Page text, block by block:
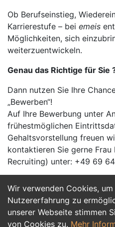
Wir verwenden Cookies,
Nutzererfahrung zu
unserer Webseite stimmen
von Cookies zu. Mehr
Ob Berufseinstieg,
Karrierestufe – bei emeis
Möglichkeiten, sich
weiterzuentwickeln.
Genau das Richtige für Sie
Dann nutzen Sie Ihre
„Bewerben“!
Auf Ihre Bewerbung unter
frühestmöglichen
Gehaltsvorstellung freuen
kontaktieren Sie gerne Frau
Recruiting) unter: +49 69
Jetzt